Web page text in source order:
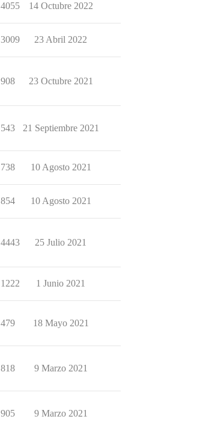
4055 14 Octubre 2022
3009 23 Abril 2022
908 23 Octubre 2021
543 21 Septiembre 2021
738 10 Agosto 2021
854 10 Agosto 2021
4443 25 Julio 2021
1222 1 Junio 2021
479 18 Mayo 2021
818 9 Marzo 2021
905 9 Marzo 2021